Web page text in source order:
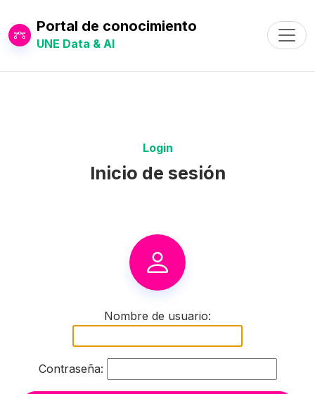
Portal de conocimiento
UNE Data & AI
Login
Inicio de sesión
Nombre de usuario:
Contraseña: